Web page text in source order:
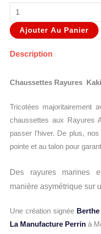
Ajouter Au Panier
Description
Chaussettes Rayures
Tricotées majoritairement
chaussettes aux Rayures
passer l’hiver. De plus,
pointe et au talon pour
Des rayures marines
manière asymétrique sur
Une création signéeBerthe
La Manufacture Perrin à